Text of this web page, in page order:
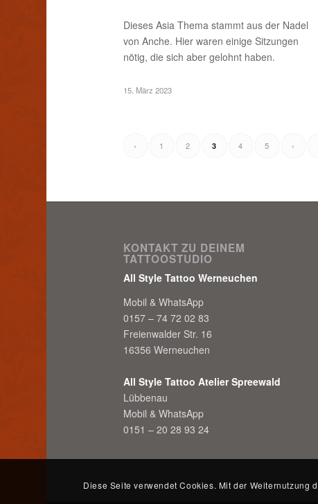
Dieses Asia Thema stammt aus der Nadel
von Anche. Hier waren einige Sitzungen
nötig, die sich aber gelohnt haben.
15. März 2023
‹ 1 2 3 4 5 ›
KONTAKT ZU DEINEM
TATTOOSTUDIO
All Style Tattoo Werneuchen
Mobil & WhatsApp
0157 – 74 72 02 83
Freienwalder Str. 16
16356 Werneuchen
All Style Tattoo Atelier Spreewald
Lübbenau
Mobil & WhatsApp
0151 – 20 28 93 24
Diese Seite verwendet Cookies. Mit der Weiternutzung